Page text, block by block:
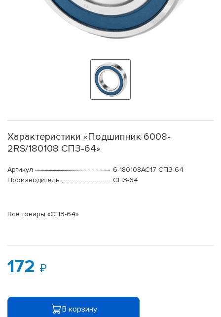
Характеристики «Подшипник 6008-
2RS/180108 СПЗ-64»
Артикул
6-180108АС17 СПЗ-64
Производитель
СПЗ-64
Все товары «СПЗ-64»
172
В корзину